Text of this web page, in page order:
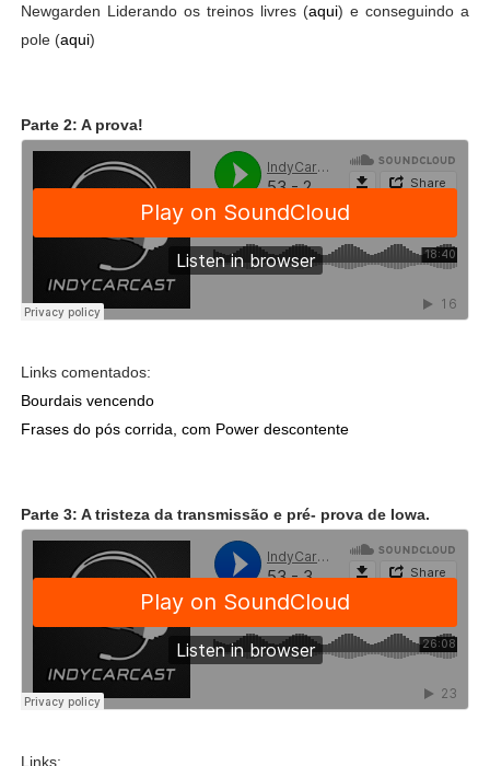
Newgarden Liderando os treinos livres (aqui) e conseguindo a
pole (aqui)
Parte 2: A prova!
Links comentados:
Bourdais vencendo
Frases do pós corrida, com Power descontente
Parte 3: A tristeza da transmissão e pré- prova de Iowa.
Links: